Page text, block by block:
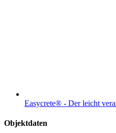
Easycrete® - Der leicht
Objektdaten